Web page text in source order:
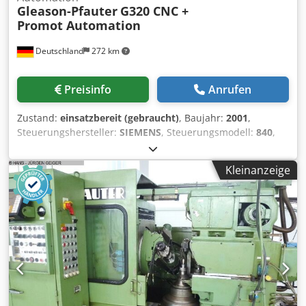
Deutschland 272 km
Gleason-Pfauter G320 CNC +
Promot Automation
Preisinfo Anrufen
Zustand: einsatzbereit (gebraucht), Baujahr: 2001,
Steuerungshersteller: SIEMENS, Steuerungsmodell: 840,
, Anzahl der Achsen:
Achsen Gleason PFAUTER G320 CNC + Promot Automation
wurde 2001 hergestellt. Sie verfügt über eine Siemens 840-
Steuerung, einen maximalen Werkstückdurchmesser von
380 mm und einen Modulbereich von 0,5-7,0. Das System
umfasst ein Promot Automation-Handling, ein
Robotersystem und ein Kühlbandsystem. Wenn Sie auf der
Suche nach einer hochwertigen Zahnradschleifmaschine
sind, sollten Sie die Gleason PFAUTER G320 CNC-Maschine
in Betracht ziehen, die wir zum Verkauf anbieten.
Kontaktieren Sie uns für weitere Informationen über diese
Kleinanzeige